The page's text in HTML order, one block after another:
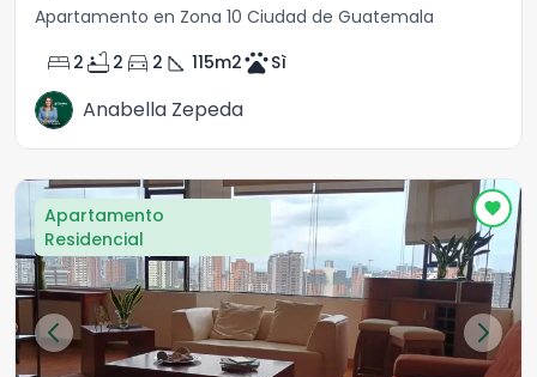
Apartamento en Zona 10 Ciudad de Guatemala
bed 2 bathtub 2 directions_car 2 square_foot 115m2petsSì
Anabella Zepeda
Apartamento
Residencial